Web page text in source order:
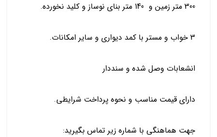
300 متر زمین و 140 متر بنای نوساز و کلید نخورده.
3 خواب و مستر با کمد دیواری و سایر امکانات.
انشعابات وصل شده و سنددار
دارای قیمت مناسب و نحوه پرداخت شرایطی.
جهت هماهنگی با شماره زیر تماس بگیرید: